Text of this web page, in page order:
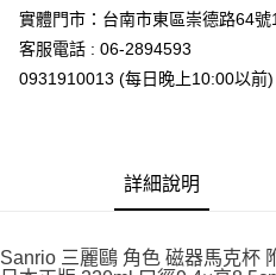
台新國際商業銀行
台灣樂天信用卡公司
Google Pay
ATM付款
每筆NT$65，滿NT$999(含以上)免
付款後全家取貨
實體門市：台南市東區崇德路64號
客服電話 : 06-2894593
0931910013 (每日晚上10:00以前)
詳細說明
Sanrio 三麗鷗 角色 磁器馬克杯